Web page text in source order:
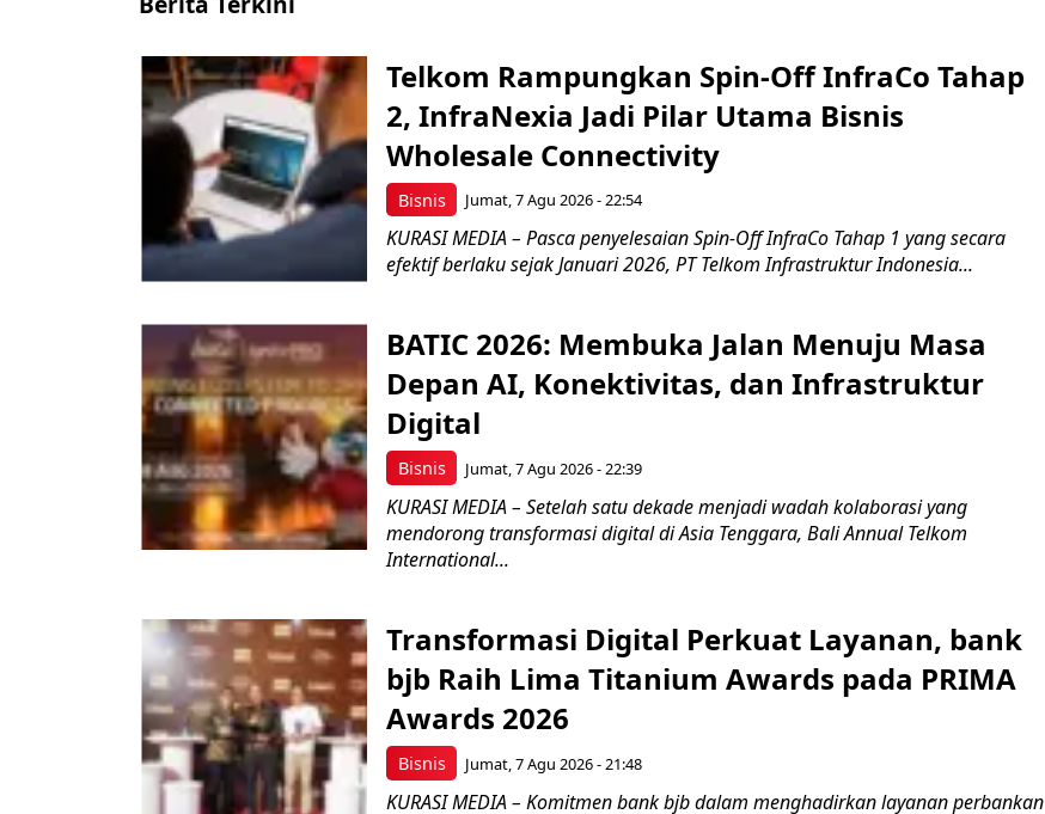
Bisnis
Telkom Rampungkan Spin-Off InfraCo Tahap
2, InfraNexia Jadi Pilar Utama Bisnis
Wholesale Connectivity
Jumat, 7 Agu 2026 - 22:54
KURASI MEDIA – Pasca penyelesaian Spin-Off InfraCo Tahap 1 yang secara
efektif berlaku sejak Januari 2026, PT Telkom Infrastruktur Indonesia...
Bisnis
BATIC 2026: Membuka Jalan Menuju Masa
Depan AI, Konektivitas, dan Infrastruktur
Digital
Jumat, 7 Agu 2026 - 22:39
KURASI MEDIA – Setelah satu dekade menjadi wadah kolaborasi yang
mendorong transformasi digital di Asia Tenggara, Bali Annual Telkom
International...
Bisnis
Transformasi Digital Perkuat Layanan, bank
bjb Raih Lima Titanium Awards pada PRIMA
Awards 2026
Jumat, 7 Agu 2026 - 21:48
KURASI MEDIA – Komitmen bank bjb dalam menghadirkan layanan perbankan